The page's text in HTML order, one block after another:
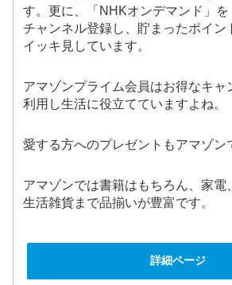
す。更に、「NHKオンデマンド」を
チャンネル登録し、貯まったポイン
イッキ見しています。
アマゾンプライム会員はお得なキャ
利用し生活に役立てていますよね。
愛する方へのプレゼントもアマゾン
アマゾンでは書籍はもちろん、家電
生活雑貨まで品揃いが豊富です。
詳細ページ